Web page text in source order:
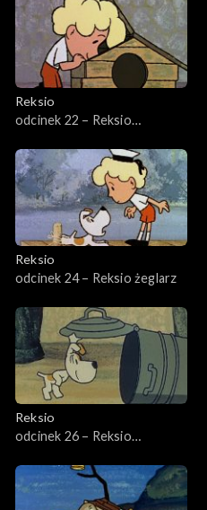
Reksio
odcinek 22 – Reksio
Reksio
odcinek 24 – Reksio żeglarz
Reksio
odcinek 26 – Reksio